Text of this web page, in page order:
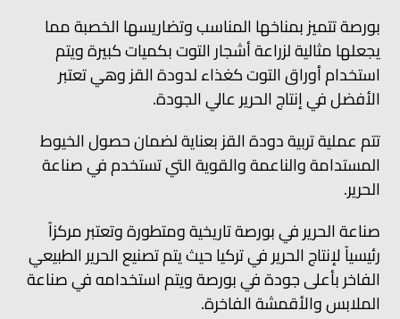
بورصة تتميز بمناخها المناسب وتضاريسها الخصبة مما
يجعلها مثالية لزراعة أشجار التوت بكميات كبيرة ويتم
استخدام أوراق التوت كغذاء لدودة القز وهي تعتبر
الأفضل في إنتاج الحرير عالي الجودة.
تتم عملية تربية دودة القز بعناية لضمان حصول الخيوط
المستدامة والناعمة والقوية التي تستخدم في صناعة
الحرير.
صناعة الحرير في بورصة تاريخية ومتطورة وتعتبر مركزاً
رئيسياً لإنتاج الحرير في تركيا حيث يتم تصنيع الحرير الطبيعي
الفاخر بأعلى جودة في بورصة ويتم استخدامه في صناعة
الملابس والأقمشة الفاخرة.